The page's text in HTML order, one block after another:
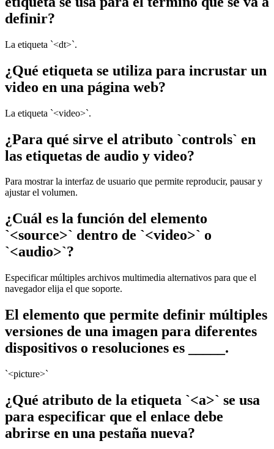
definir?
La etiqueta `<dt>`.
¿Qué etiqueta se utiliza para incrustar un
video en una página web?
La etiqueta `<video>`.
¿Para qué sirve el atributo `controls` en
las etiquetas de audio y video?
Para mostrar la interfaz de usuario que permite reproducir, pausar y
ajustar el volumen.
¿Cuál es la función del elemento
`<source>` dentro de `<video>` o
`<audio>`?
Especificar múltiples archivos multimedia alternativos para que el
navegador elija el que soporte.
El elemento que permite definir múltiples
versiones de una imagen para diferentes
dispositivos o resoluciones es _____.
`<picture>`
¿Qué atributo de la etiqueta `<a>` se usa
para especificar que el enlace debe
abrirse en una pestaña nueva?